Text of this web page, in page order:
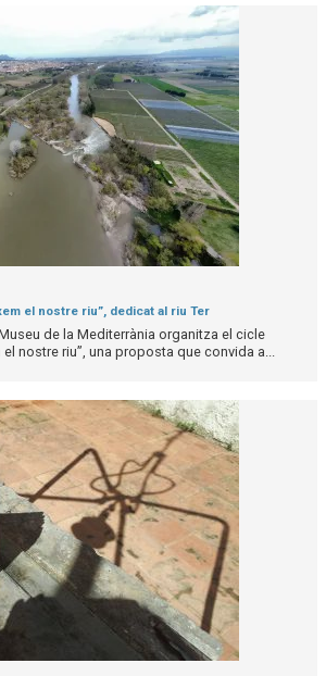
el nostre riu”, dedicat al riu Ter
de la Mediterrània organitza el cicle
nostre riu”, una proposta que convida a...